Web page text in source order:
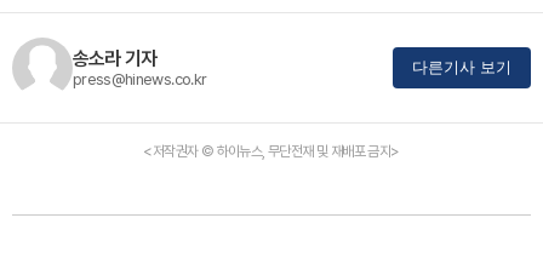
송소라 기자
press@hinews.co.kr
다른기사 보기
<저작권자 © 하이뉴스, 무단전재 및 재배포 금지>